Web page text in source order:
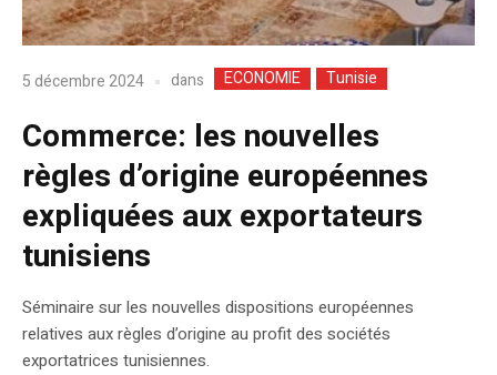
5 décembre 2024 dans ECONOMIE Tunisie
Commerce: les nouvelles
règles d’origine européennes
expliquées aux exportateurs
tunisiens
Séminaire sur les nouvelles dispositions européennes
relatives aux règles d’origine au profit des sociétés
exportatrices tunisiennes.